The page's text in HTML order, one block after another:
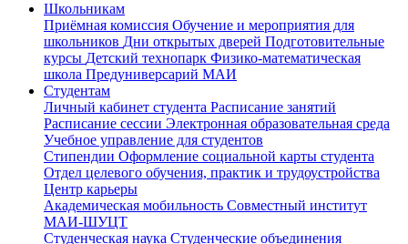
Школьникам
Приёмная комиссия Обучение и мероприятия для
школьников Дни открытых дверей Подготовительные
курсы Детский технопарк Физико-математическая
школа Предуниверсарий МАИ
Студентам
Личный кабинет студента Расписание занятий
Расписание сессии Электронная образовательная среда
Учебное управление для студентов
Стипендии Оформление социальной карты студента
Отдел целевого обучения, практик и трудоустройства
Центр карьеры
Академическая мобильность Совместный институт
МАИ-ШУЦТ
Студенческая наука Студенческие объединения